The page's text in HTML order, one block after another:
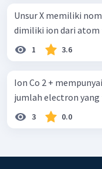
Unsur X memiliki
dimiliki ion dari atom
1 3.6
Ion Co 2 +
jumlah electron yang
3 0.0